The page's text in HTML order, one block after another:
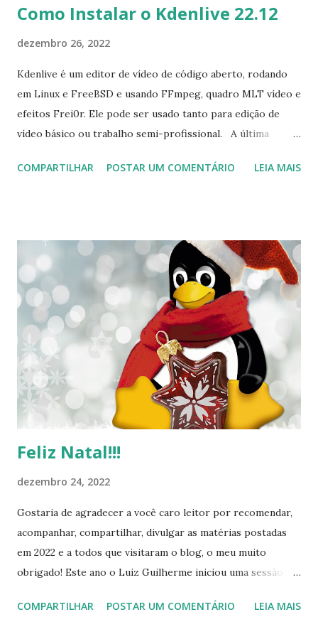
Como Instalar o Kdenlive 22.12
dezembro 26, 2022
Kdenlive é um editor de vídeo de código aberto, rodando
em Linux e FreeBSD e usando FFmpeg, quadro MLT vídeo e
efeitos Frei0r. Ele pode ser usado tanto para edição de
vídeo básico ou trabalho semi-profissional. A última
tempo e você pode ver as mudanças clicando aqui . Para
kdenlive Para desinstalar execute: $ sudo apt-get remove
kdenlive
COMPARTILHAR POSTAR UM COMENTÁRIO LEIA MAIS
Feliz Natal!!!
dezembro 24, 2022
Gostaria de agradecer a você caro leitor por recomendar,
acompanhar, compartilhar, divulgar as matérias postadas
em 2022 e a todos que visitaram o blog, o meu muito
obrigado! Este ano o Luiz Guilherme iniciou uma sessão de
Desejo a todos um ótimo N atal, muita Paz, Saúde,
COMPARTILHAR POSTAR UM COMENTÁRIO LEIA MAIS